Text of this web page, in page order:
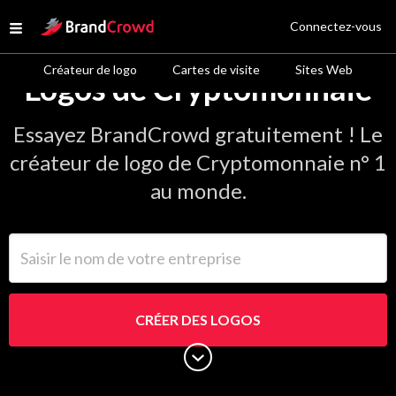
Open menu
Site Logo
Créateur de logo Cartes de visite Sites Web
Connectez-vous
Logos de Cryptomonnaie
Essayez BrandCrowd gratuitement ! Le
créateur de logo de Cryptomonnaie n° 1
au monde.
CRÉER DES LOGOS